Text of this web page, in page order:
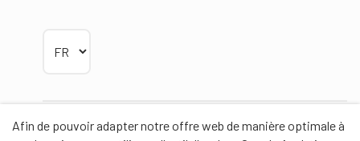
Afin de pouvoir adapter notre offre web de manière optimale à
Partenaires